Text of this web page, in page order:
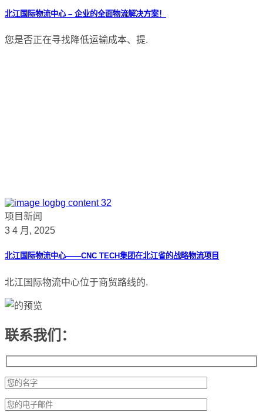
北江国际物流中心 – 企业的全面物流解决方案！
您是否正在寻找降低运输成本、提.
项目新闻
3 4 月, 2025
北江国际物流中心——CNC TECH集团在北江省的战略物流项目
北江国际物流中心位于商贸路线的.
联系我们：